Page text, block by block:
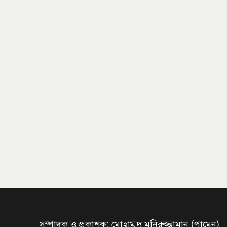
সম্পাদক ও প্রকাশক: মোহাম্মদ মনিরুজ্জামান (পামেন)